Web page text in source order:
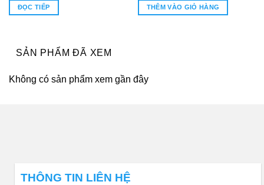
ĐỌC TIẾP
là:
3.504.600₫.
THÊM VÀO GIỎ HÀNG
SẢN PHẨM ĐÃ XEM
Không có sản phẩm xem gần đây
THÔNG TIN LIÊN HỆ